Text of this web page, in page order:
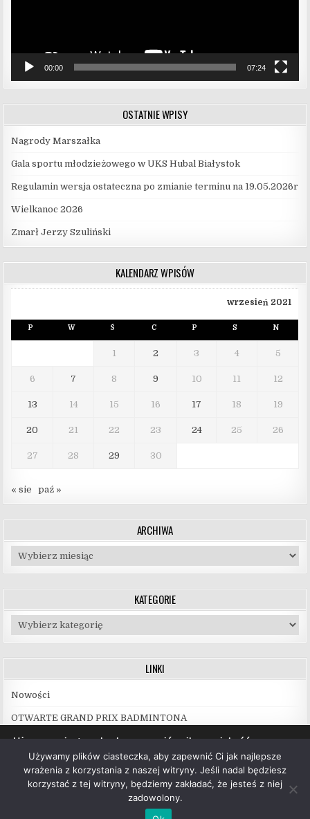
00:00 07:24
OSTATNIE WPISY
Nagrody Marszałka
Gala sportu młodzieżowego w UKS Hubal Białystok
Regulamin wersja ostateczna po zmianie terminu na 19.05.2026r
Wielkanoc 2026
Zmarł Jerzy Szuliński
KALENDARZ WPISÓW
wrzesień 2021
P W Ś C P S N
1 2 3 4 5
6 7 8 9 10 11 12
13 14 15 16 17 18 19
20 21 22 23 24 25 26
27 28 29 30
« sie paź »
ARCHIWA
Archiwa
KATEGORIE
Kategorie
LINKI
Nowości
OTWARTE GRAND PRIX BADMINTONA
Copyright © 2026 UKS Hubal Białystok
Używamy ciasteczek, aby zapewnić najlepszą jakość
korzystania z naszej witryny.
Więcej informacji na temat plików ciasteczka, których
używamy, oraz możliwości ich wyłączenia znajdziesz w
ustawieniach.
Używamy plików ciasteczka, aby zapewnić Ci jak najlepsze
wrażenia z korzystania z naszej witryny. Jeśli nadal będziesz
korzystać z tej witryny, będziemy zakładać, że jesteś z niej
zadowolony.